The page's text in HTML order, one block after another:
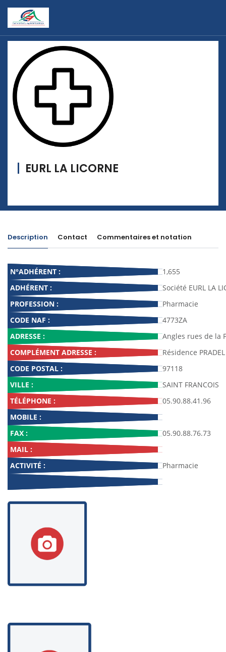
EURL LA LICORNE
Description Contact Commentaires et notation
N°ADHÉRENT :
1,655
ADHÉRENT :
Société EURL LA
PROFESSION :
Pharmacie
CODE NAF :
4773ZA
ADRESSE :
Angles rues de la
COMPLÉMENT ADRESSE :
Résidence PRADEL
CODE POSTAL :
97118
VILLE :
SAINT FRANCOIS
TÉLÉPHONE :
05.90.88.41.96
MOBILE :
FAX :
05.90.88.76.73
MAIL :
ACTIVITÉ :
Pharmacie